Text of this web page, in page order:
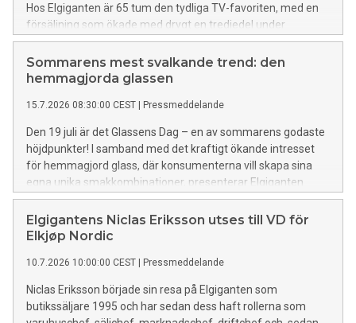
Hos Elgiganten är 65 tum den tydliga TV-favoriten, med en
försäljning som ökade med drygt en tredjedel under
mästerskapet.
Sommarens mest svalkande trend: den
hemmagjorda glassen
15.7.2026 08:30:00 CEST Pressmeddelande
Den 19 juli är det Glassens Dag – en av sommarens godaste
höjdpunkter! I samband med det kraftigt ökande intresset
för hemmagjord glass, där konsumenterna vill skapa sina
egna unika smakkombinationer, presenterar Elgiganten
säsongens populäraste glassmaskiner, de bästa tipsen och
ett proteinrikt recept från influencern Filip Ivanovic
Håkansson - allt för en extra god, glassig sommar.
Elgigantens Niclas Eriksson utses till VD för
Elkjøp Nordic
10.7.2026 10:00:00 CEST Pressmeddelande
Niclas Eriksson började sin resa på Elgiganten som
butikssäljare 1995 och har sedan dess haft rollerna som